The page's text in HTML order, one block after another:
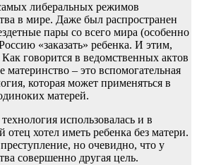
либеральных режимов
в мире. Даже был распространен
пары со всего мира (особенно
«заказать» ребенка. И этим,
говорится в ведомственных актов
материнство – это вспомогательная
которая может применяться в
матерей.
использовалась и в
отец хотел иметь ребенка без матери.
но очевидно, что у
совершенно другая цель.